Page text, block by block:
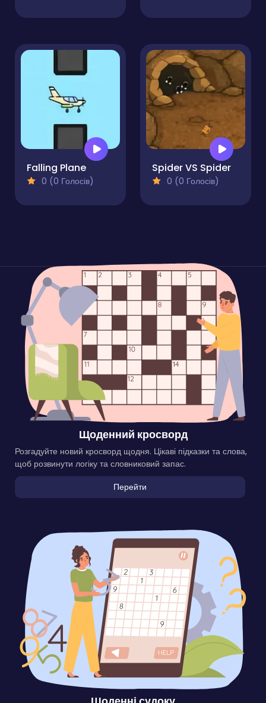
Falling Plane
0 (0 Голосів)
Spider VS Spider
0 (0 Голосів)
Щоденний кросворд
Розгадуйте новий кросворд щодня. Цікаві підказки та слова,
щоб розвинути логіку та словниковий запас.
Перейти